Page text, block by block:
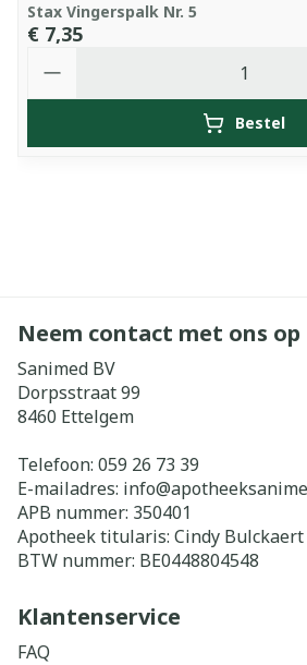
Stax Vingerspalk Nr. 5
€ 7,35
Bestel
Neem contact met ons op
Sanimed BV
Dorpsstraat 99
8460 Ettelgem
Telefoon: 059 26 73 39
E-mailadres: info@
APB nummer: 350401
Apotheek titularis: Cindy Bulckaert
BTW nummer: BE0448804548
Klantenservice
FAQ